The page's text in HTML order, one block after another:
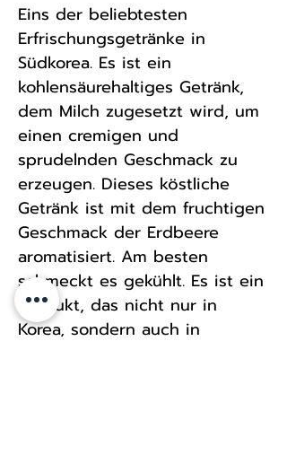
Eins der beliebtesten
Erfrischungsgetränke in
Südkorea. Es ist ein
kohlensäurehaltiges Getränk,
dem Milch zugesetzt wird, um
einen cremigen und
sprudelnden Geschmack zu
erzeugen. Dieses köstliche
Getränk ist mit dem fruchtigen
Geschmack der Erdbeere
aromatisiert. Am besten
schmeckt es gekühlt. Es ist ein
Produkt, das nicht nur in
Korea, sondern auch in